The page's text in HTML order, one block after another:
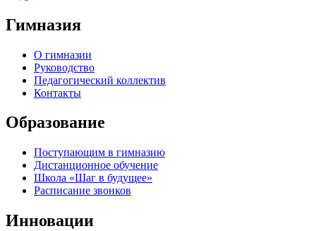
Гимназия
О гимназии
Руководство
Педагогический коллектив
Контакты
Образование
Поступающим в гимназию
Дистанционное обучение
Школа «Шаг в будущее»
Расписание звонков
Инновации